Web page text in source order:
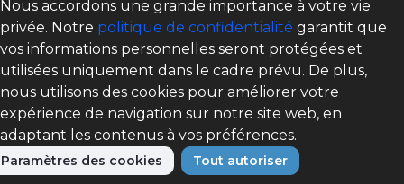
Se connecter
Nous joindre
Politique de confidentialité
Direction des programmes santé mentale, dépendance
et itinérance (DPSMDI) de Santé Québec Centre-Sud-de-
l'Île-de-Montréal – Universitaire
Nous accordons une grande importance à votre vie
privée. Notre politique de confidentialité garantit que
vos informations personnelles seront protégées et
utilisées uniquement dans le cadre prévu. De plus,
nous utilisons des cookies pour améliorer votre
expérience de navigation sur notre site web, en
adaptant les contenus à vos préférences.
Paramètres des cookies Tout autoriser